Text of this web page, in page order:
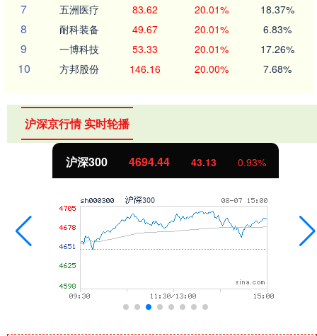
7 五洲医疗 83.62 20.01% 18.37%
8 耐科装备 49.67 20.01% 6.83%
9 一博科技 53.33 20.01% 17.26%
10 方邦股份 146.16 20.00% 7.68%
沪深京行情 实时轮播
沪深300 4694.44 43.13 0.93%